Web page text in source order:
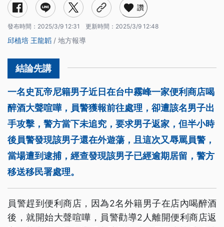
讚
發布時間： 2025/3/9 12:31 更新時間： 2025/3/9 12:48
邱植培 王龍韜 / 地方報導
一名史瓦帝尼籍男子近日在台中霧峰一家便利商店喝
醉酒大聲喧嘩，員警獲報前往處理，卻遭該名男子出
手攻擊，警方當下未追究，要求男子返家，但半小時
後員警發現該男子還在外遊蕩，且這次又辱罵員警，
當場遭到逮捕，經查發現該男子已經逾期居留，警方
移送移民署處理。
員警趕到便利商店，因為2名外籍男子在店內喝醉酒
後，就開始大聲喧嘩，員警勸導2人離開便利商店返